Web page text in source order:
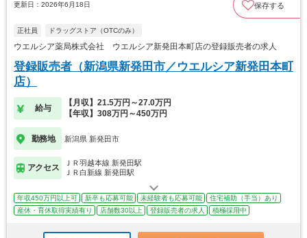
更新日：2026年6月18日 保存する
正社員 ドラッグストア（OTCのみ）
ウエルシア薬局株式会社 ウエルシア新発田本町店の登録販売者の求人
登録販売者（新潟県新発田市／ウエルシア新発田本町
店）
給与
【月収】21.5万円～27.0万円
【年収】308万円～450万円
勤務地 新潟県 新発田市
アクセス
ＪＲ羽越本線 新発田駅
ＪＲ白新線 新発田駅
年収450万円以上可 新卒も応募可能 未経験者も応募可能
住宅補助（手当）あり
産休・育休取得実績有り
店舗数30以上 登録販売者の求人 積極採用中